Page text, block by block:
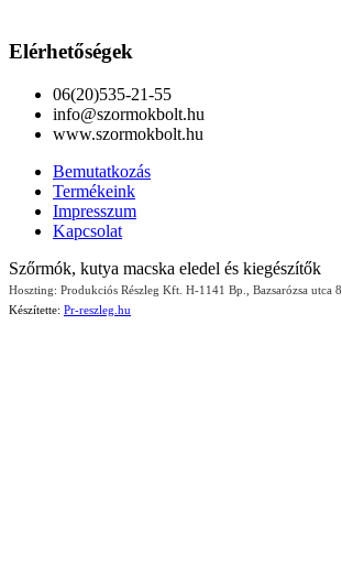
Elérhetőségek
06(20)535-21-55
info@szormokbolt.hu
www.szormokbolt.hu
Bemutatkozás
Termékeink
Impresszum
Kapcsolat
Szőrmók, kutya macska eledel és kiegészítők
Hoszting: Produkciós Részleg Kft. H-1141 Bp., Bazsarózsa utca
Készítette: Pr-reszleg.hu